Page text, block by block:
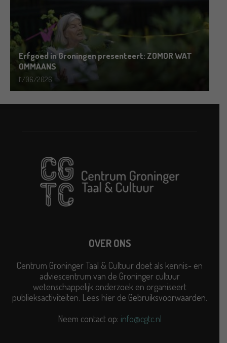
Erfgoed in Groningen presenteert: ZOMOR WAT
OMMAANS
11/06/2026
OVER ONS
Centrum Groninger Taal & Cultuur doet als kennis- en
adviescentrum van de Groninger cultuur
wetenschappelijk onderzoek en organiseert
publieksactiviteiten. Lees hier de Gebruiksvoorwaarden.
Neem contact op: info@cgtc.nl